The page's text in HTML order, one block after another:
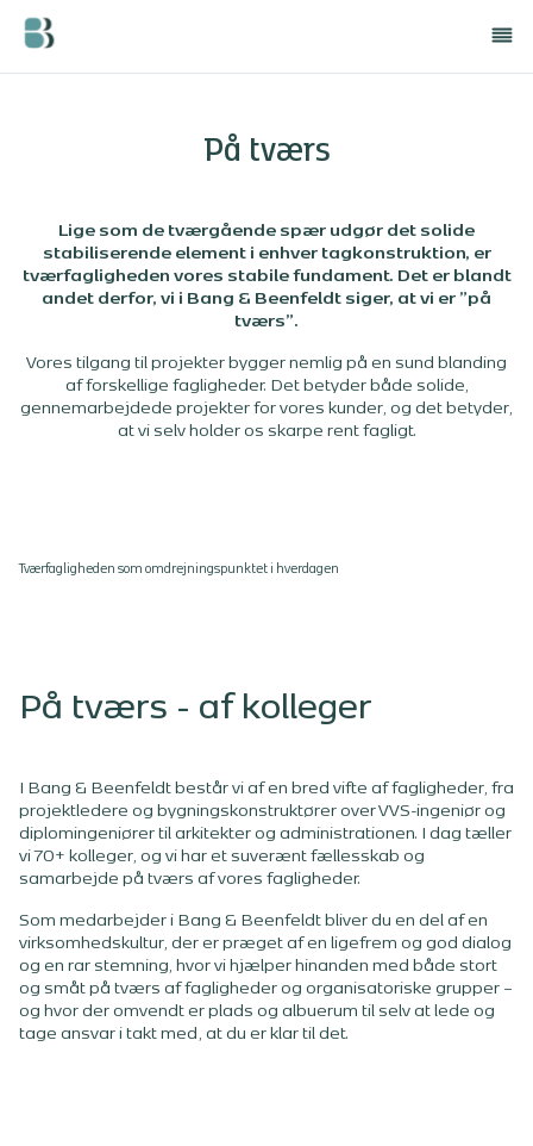
På tværs
Lige som de tværgående spær udgør det solide
stabiliserende element i enhver tagkonstruktion, er
tværfagligheden vores stabile fundament. Det er blandt
andet derfor, vi i Bang & Beenfeldt siger, at vi er ”på
tværs”.
Vores tilgang til projekter bygger nemlig på en sund blanding
af forskellige fagligheder. Det betyder både solide,
gennemarbejdede projekter for vores kunder, og det betyder,
at vi selv holder os skarpe rent fagligt.
Tværfagligheden som omdrejningspunktet i hverdagen
På tværs - af kolleger
I Bang & Beenfeldt består vi af en bred vifte af fagligheder, fra
projektledere og bygningskonstruktører over VVS-ingeniør og
diplomingeniører til arkitekter og administrationen. I dag tæller
vi 70+ kolleger, og vi har et suverænt fællesskab og
samarbejde på tværs af vores fagligheder.
Som medarbejder i Bang & Beenfeldt bliver du en del af en
virksomhedskultur, der er præget af en ligefrem og god dialog
og en rar stemning, hvor vi hjælper hinanden med både stort
og småt på tværs af fagligheder og organisatoriske grupper –
og hvor der omvendt er plads og albuerum til selv at lede og
tage ansvar i takt med, at du er klar til det.